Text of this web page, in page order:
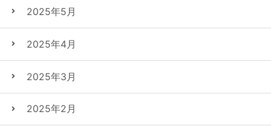
2025年5月
2025年4月
2025年3月
2025年2月